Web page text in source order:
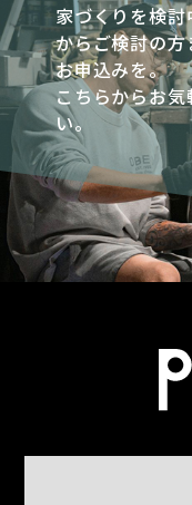
家づくりを検
からご検討の
お申込みを。
こちらからお
い。